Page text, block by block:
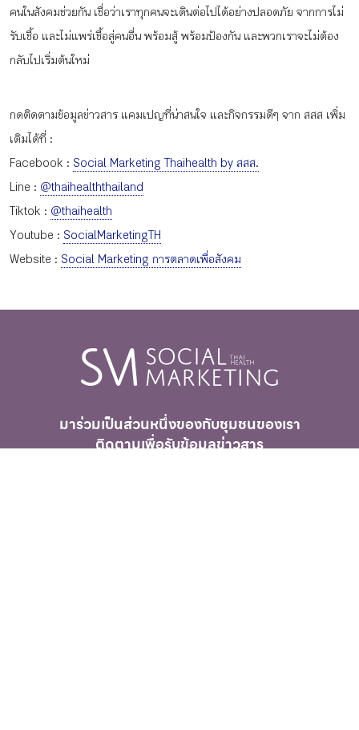
คนในสังคมช่วยกัน เชื่อว่าเราทุกคนจะเดินต่อไปได้อย่างปลอดภัย จากการไม่
รับเชื้อ และไม่แพร่เชื้อสู่คนอื่น พร้อมสู้ พร้อมป้องกัน และพวกเราจะไม่ต้อง
กลับไปเริ่มต้นใหม่
กดติดตามข้อมูลข่าวสาร แคมเปญที่น่าสนใจ และกิจกรรมดีๆ จาก สสส เพิ่ม
เติมได้ที่ :
Facebook : Social Marketing Thaihealth by สสส.
Line : @thaihealththailand
Tiktok : @thaihealth
Youtube : SocialMarketingTH
Website : Social Marketing การตลาดเพื่อสังคม
มาร่วมเป็นส่วนหนึ่งของกับชุมชนของเรา
ติดตามเพื่อรับข้อมูลข่าวสาร